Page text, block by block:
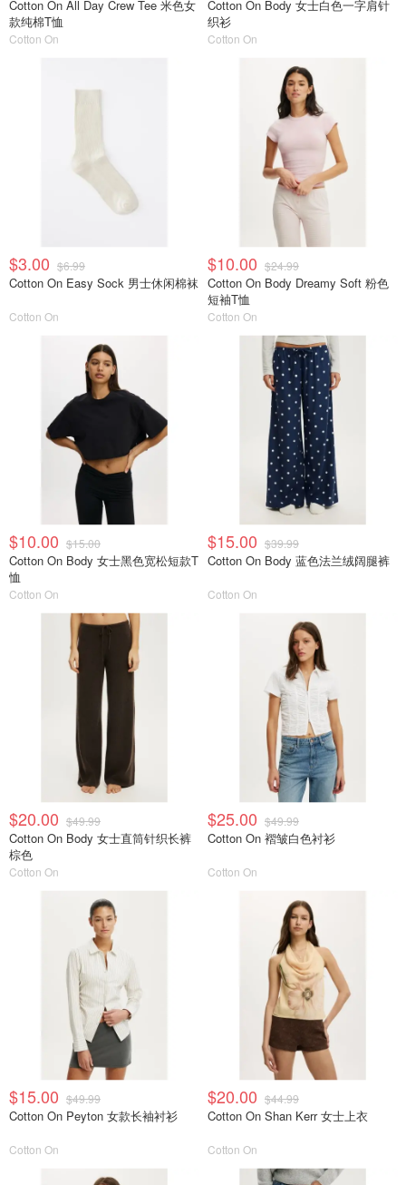
Cotton On All Day Crew Tee 米色女
款纯棉T恤
Cotton On
Cotton On Body 女士白色一字肩针
织衫
Cotton On
$3.00 $6.99
Cotton On Easy Sock 男士休闲棉袜
Cotton On
$10.00 $24.99
Cotton On Body Dreamy Soft 粉色
短袖T恤
Cotton On
$10.00 $15.00
Cotton On Body 女士黑色宽松短款T
恤
Cotton On
$15.00 $39.99
Cotton On Body 蓝色法兰绒阔腿裤
Cotton On
$20.00 $49.99
Cotton On Body 女士直筒针织长裤
棕色
Cotton On
$25.00 $49.99
Cotton On 褶皱白色衬衫
Cotton On
$15.00 $49.99
Cotton On Peyton 女款长袖衬衫
Cotton On
$20.00 $44.99
Cotton On Shan Kerr 女士上衣
Cotton On